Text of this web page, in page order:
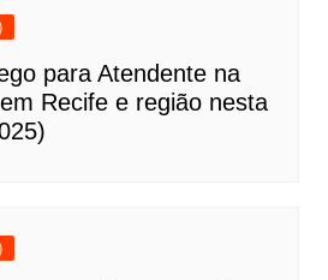
para Atendente na
Recife e região nesta